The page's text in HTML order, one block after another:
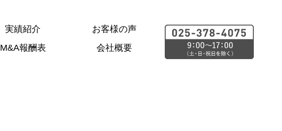
実績紹介
お客様の声
M&A報酬表
会社概要